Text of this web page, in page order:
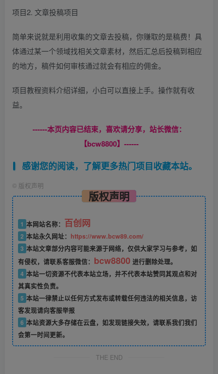
项目2. 文章投稿项目
简单来说就是利用收集的文章去投稿，你赚取的是稿费！具
体通过某一个领域找相关文章素材，然后汇总后投稿到相应
的地方，稿件如何审核通过就会有相应的佣金。
项目教程资料介绍详细，小白可以直接上手。操作就有收
益。
------本页内容已结束，喜欢请分享，站长微信：
【bcw8800】------
感谢您的阅读，了解更多热门项目收藏本站。
© 版权声明
版权声明
1 本网站名称： 百创网
2 本站永久网址： https://www.bcw89.com/
3 本站文章部分内容可能来源于网络，仅供大家学习与参考，如
有侵权，请联系客服微信： bcw8800 进行删除处理。
4 本站一切资源不代表本站立场，并不代表本站赞同其观点和对
其真实性负责。
5 本站一律禁止以任何方式发布或转载任何违法的相关信息，访
客发现请向客服举报
6 本站资源大多存储在云盘，如发现链接失效，请联系我们我们
会第一时间更新。
THE END